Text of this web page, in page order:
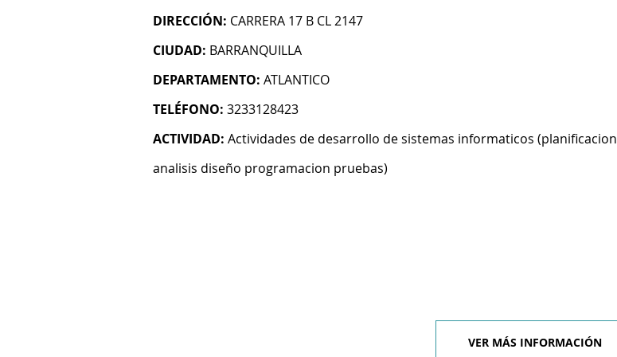
DIRECCIÓN: CARRERA 17 B CL 2147
CIUDAD: BARRANQUILLA
DEPARTAMENTO: ATLANTICO
TELÉFONO: 3233128423
ACTIVIDAD: Actividades de desarrollo de sistemas informaticos (planificacion
analisis diseño programacion pruebas)
VER MÁS INFORMACIÓN